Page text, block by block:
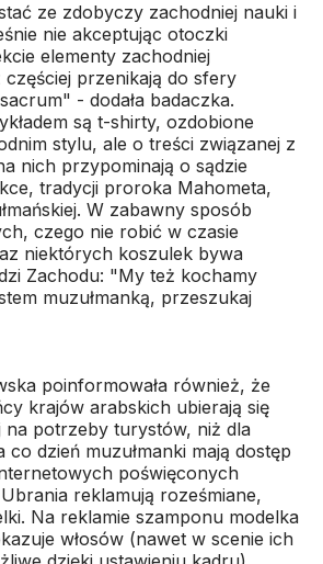
ze zdobyczy zachodniej nauki i
nie akceptując otoczki
elementy zachodniej
przenikają do sfery
- dodała badaczka.
są t-shirty, ozdobione
stylu, ale o treści związanej z
nich przypominają o sądzie
tradycji proroka Mahometa,
W zabawny sposób
czego nie robić w czasie
niektórych koszulek bywa
Zachodu: "My też kochamy
muzułmanką, przeszukaj
poinformowała również, że
krajów arabskich ubierają się
na potrzeby turystów, niż dla
co dzień muzułmanki mają dostęp
poświęconych
reklamują roześmiane,
Na reklamie szamponu modelka
włosów (nawet w scenie ich